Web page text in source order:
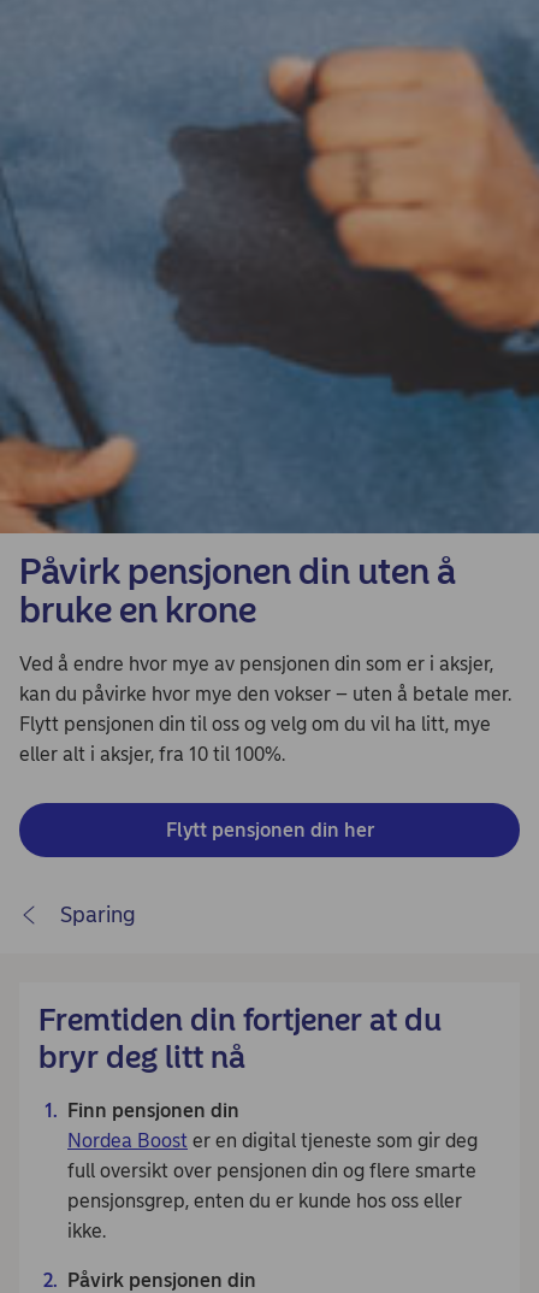
Påvirk pensjonen din uten å
bruke en krone
Ved å endre hvor mye av pensjonen din som er i aksjer,
kan du påvirke hvor mye den vokser – uten å betale mer.
Flytt pensjonen din til oss og velg om du vil ha litt, mye
eller alt i aksjer, fra 10 til 100%.
Flytt pensjonen din her
Sparing
Fremtiden din fortjener at du
bryr deg litt nå
Finn pensjonen din
Nordea Boost er en digital tjeneste som gir deg
full oversikt over pensjonen din og flere smarte
pensjonsgrep, enten du er kunde hos oss eller
ikke.
Påvirk pensjonen din